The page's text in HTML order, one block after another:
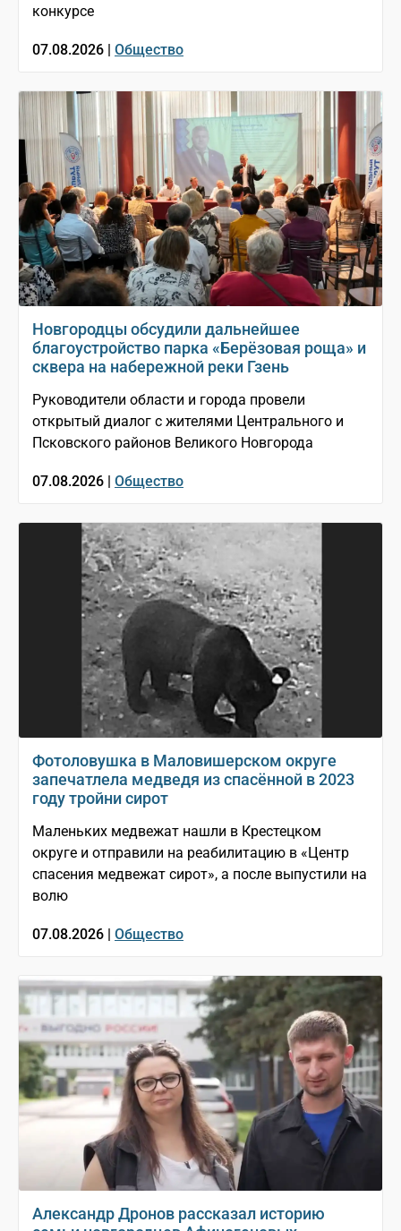
конкурсе
07.08.2026 | Общество
Новгородцы обсудили дальнейшее
благоустройство парка «Берёзовая роща» и
сквера на набережной реки Гзень
Руководители области и города провели
открытый диалог с жителями Центрального и
Псковского районов Великого Новгорода
07.08.2026 | Общество
Фотоловушка в Маловишерском округе
запечатлела медведя из спасённой в 2023
году тройни сирот
Маленьких медвежат нашли в Крестецком
округе и отправили на реабилитацию в «Центр
спасения медвежат сирот», а после выпустили на
волю
07.08.2026 | Общество
Александр Дронов рассказал историю